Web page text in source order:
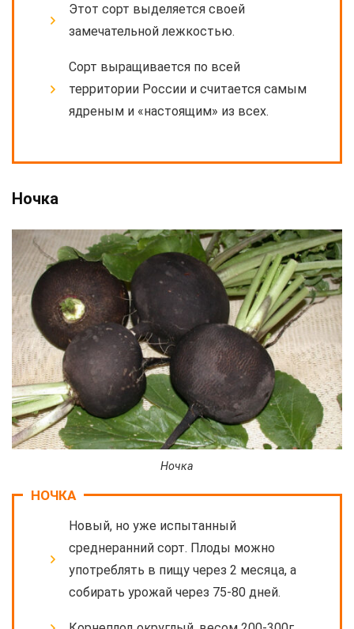
Этот сорт выделяется своей
замечательной лежкостью.
Сорт выращивается по всей
территории России и считается самым
ядреным и «настоящим» из всех.
Ночка
Ночка
НОЧКА
Новый, но уже испытанный
среднеранний сорт. Плоды можно
употреблять в пищу через 2 месяца, а
собирать урожай через 75-80 дней.